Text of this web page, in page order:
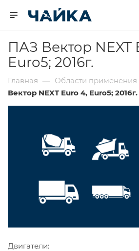
ПАЗ Вектор NEXT
Euro5; 2016г.
Главная — Области применения
Вектор NEXT Euro 4, Euro5; 2016г.
Двигатели: